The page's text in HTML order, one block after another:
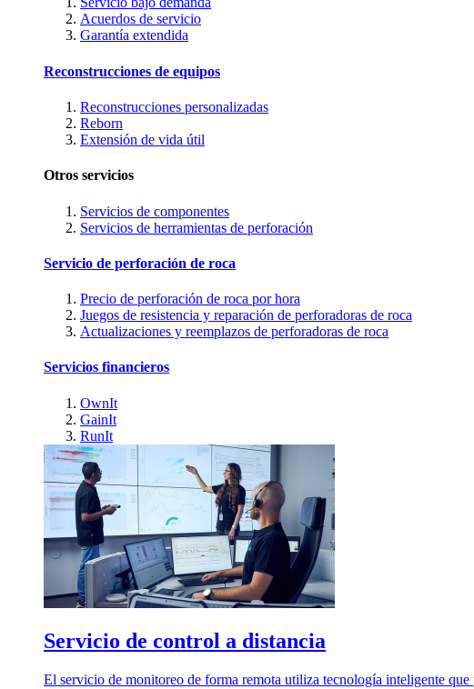
Acuerdos de servicio
Garantía extendida
Reconstrucciones de equipos
Reconstrucciones personalizadas
Reborn
Extensión de vida útil
Otros servicios
Servicios de componentes
Servicios de herramientas de perforación
Servicio de perforación de roca
Precio de perforación de roca por hora
Juegos de resistencia y reparación de perforadoras de roca
Actualizaciones y reemplazos de perforadoras de roca
Servicios financieros
OwnIt
GainIt
RunIt
Servicio de control a distancia
El servicio de monitoreo de forma remota utiliza tecnología inteligente